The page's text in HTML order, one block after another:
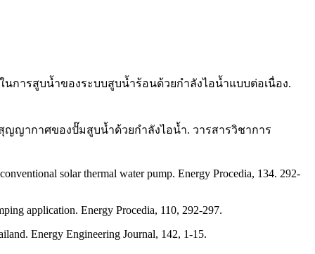
ารสูบน้ำของระบบสูบน้ำร้อนด้วยกำลังไอน้ำแบบต่อเนื่อง.
ญากาศของปั๊มสูบน้ำด้วยกำลังไอน้ำ. วารสารวิชาการ
solar thermal water pump. Energy Procedia, 134. 292-
application. Energy Procedia, 110, 292-297.
Energy Engineering Journal, 142, 1-15.